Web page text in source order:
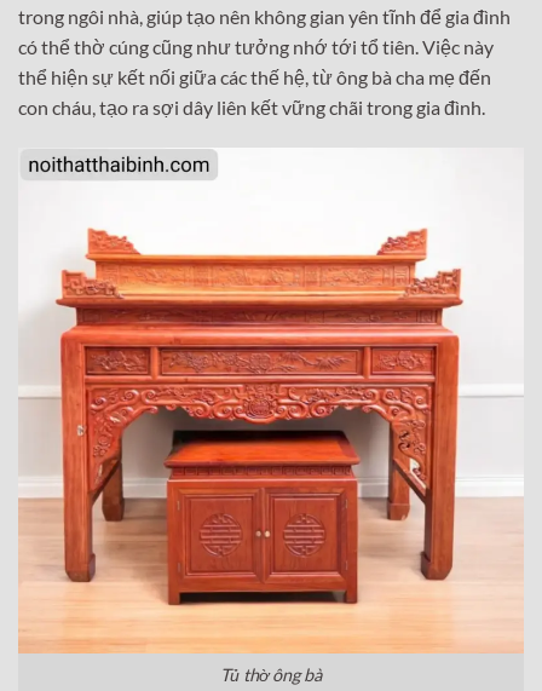
trong ngôi nhà, giúp tạo nên không gian yên tĩnh để gia đình
có thể thờ cúng cũng như tưởng nhớ tới tổ tiên. Việc này
thể hiện sự kết nối giữa các thế hệ, từ ông bà cha mẹ đến
con cháu, tạo ra sợi dây liên kết vững chãi trong gia đình.
Tủ thờ ông bà